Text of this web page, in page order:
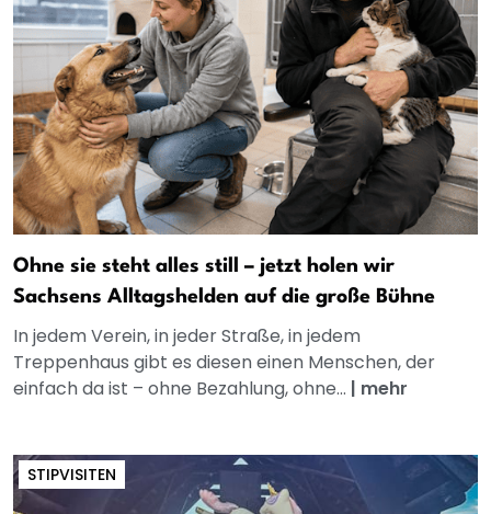
Ohne sie steht alles still – jetzt holen wir
Sachsens Alltagshelden auf die große Bühne
In jedem Verein, in jeder Straße, in jedem
Treppenhaus gibt es diesen einen Menschen, der
einfach da ist – ohne Bezahlung, ohne... | mehr
STIPVISITEN